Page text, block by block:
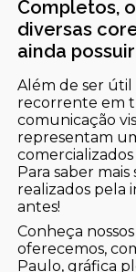
Completos,
diversas
ainda
Além de ser útil
recorrente em
comunicação
representam
comercializados
Para saber
realizados pela
antes!
Conheça
oferecemos,
Paulo, gráfica